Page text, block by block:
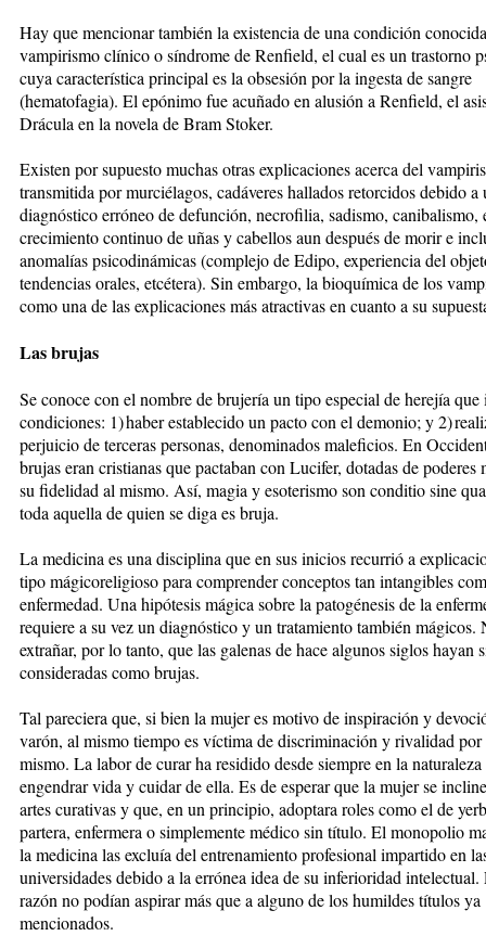
Hay que mencionar también la existencia de una condición
vampirismo clínico o síndrome de Renfield, el cual es un trastorno
cuya característica principal es la obsesión por la ingesta de sangre
(hematofagia). El epónimo fue acuñado en alusión a Renfield, el
Drácula en la novela de Bram Stoker.
Existen por supuesto muchas otras explicaciones acerca del
transmitida por murciélagos, cadáveres hallados retorcidos debido a
diagnóstico erróneo de defunción, necrofilia, sadismo, canibalismo,
crecimiento continuo de uñas y cabellos aun después de morir e
anomalías psicodinámicas (complejo de Edipo, experiencia del
tendencias orales, etcétera). Sin embargo, la bioquímica de los
como una de las explicaciones más atractivas en cuanto a su
Las brujas
Se conoce con el nombre de brujería un tipo especial de herejía
condiciones: 1) haber establecido un pacto con el demonio; y 2)
perjuicio de terceras personas, denominados maleficios. En
brujas eran cristianas que pactaban con Lucifer, dotadas de poderes
su fidelidad al mismo. Así, magia y esoterismo son conditio sine
toda aquella de quien se diga es bruja.
La medicina es una disciplina que en sus inicios recurrió a
tipo mágicoreligioso para comprender conceptos tan intangibles
enfermedad. Una hipótesis mágica sobre la patogénesis de la
requiere a su vez un diagnóstico y un tratamiento también mágicos.
extrañar, por lo tanto, que las galenas de hace algunos siglos hayan
consideradas como brujas.
Tal pareciera que, si bien la mujer es motivo de inspiración y
varón, al mismo tiempo es víctima de discriminación y rivalidad por
mismo. La labor de curar ha residido desde siempre en la
engendrar vida y cuidar de ella. Es de esperar que la mujer se
artes curativas y que, en un principio, adoptara roles como el de
partera, enfermera o simplemente médico sin título. El monopolio
la medicina las excluía del entrenamiento profesional impartido en
universidades debido a la errónea idea de su inferioridad intelectual.
razón no podían aspirar más que a alguno de los humildes títulos ya
mencionados.